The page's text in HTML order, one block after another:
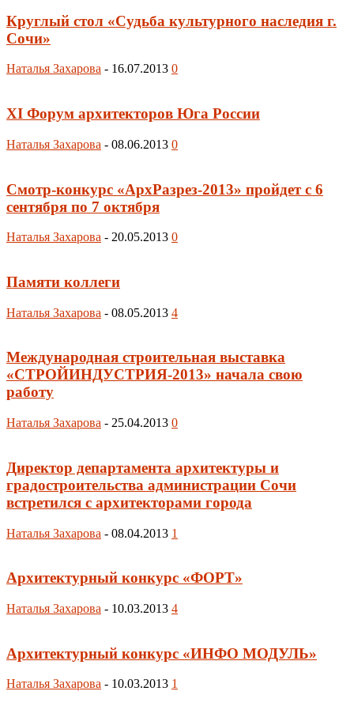
Круглый стол «Судьба культурного наследия г.
Сочи»
Наталья Захарова - 16.07.2013 0
XI Форум архитекторов Юга России
Наталья Захарова - 08.06.2013 0
Смотр-конкурс «АрхРазрез-2013» пройдет с 6
сентября по 7 октября
Наталья Захарова - 20.05.2013 0
Памяти коллеги
Наталья Захарова - 08.05.2013 4
Международная строительная выставка
«СТРОЙИНДУСТРИЯ-2013» начала свою
работу
Наталья Захарова - 25.04.2013 0
Директор департамента архитектуры и
градостроительства администрации Сочи
встретился с архитекторами города
Наталья Захарова - 08.04.2013 1
Архитектурный конкурс «ФОРТ»
Наталья Захарова - 10.03.2013 4
Архитектурный конкурс «ИНФО МОДУЛЬ»
Наталья Захарова - 10.03.2013 1